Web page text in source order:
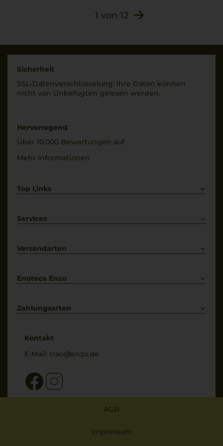
1 von 12
Sicherheit
SSL-Daten­verschlüs­selung: Ihre Daten können
nicht von Unbe­fugten gelesen werden.
Hervorragend
Über 10.000 Bewertungen auf
Mehr Informationen
Top Links
Weißwein
Services
Kontakt
Versandarten
Enoteca Enzo
Bewertungs-Richtlinien
Zahlungsarten
Kontakt
E-Mail: ciao@enzo.de
AGB
Impressum